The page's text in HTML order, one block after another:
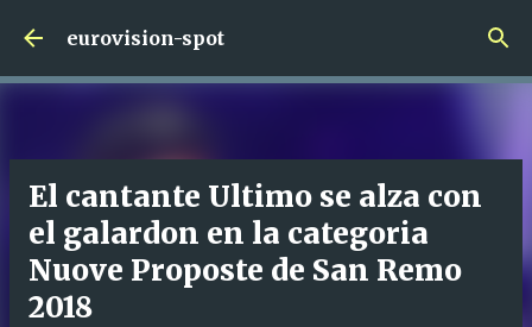
Ir al contenido principal
eurovision-spot
El cantante Ultimo se alza con
el galardon en la categoria
Nuove Proposte de San Remo
2018